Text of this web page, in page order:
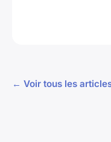
← Voir tous les